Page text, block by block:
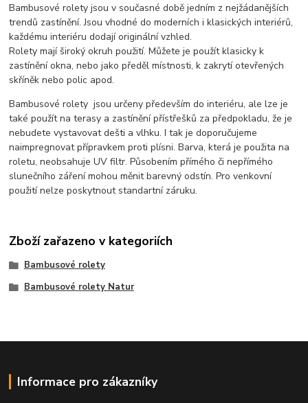
Bambusové rolety jsou v současné době jedním z nejžádanějších
trendů zastínění. Jsou vhodné do moderních i klasických interiérů,
každému interiéru dodají originální vzhled.
Rolety mají široký okruh použití. Můžete je použít klasicky k
zastínění okna, nebo jako předěl místnosti, k zakrytí otevřených
skříněk nebo polic apod.
Bambusové rolety jsou určeny především do interiéru, ale lze je
také použít na terasy a zastínění přístřešků za předpokladu, že je
nebudete vystavovat dešti a vlhku. I tak je doporučujeme
naimpregnovat přípravkem proti plísni. Barva, která je použita na
roletu, neobsahuje UV filtr. Působením přímého či nepřímého
slunečního záření mohou měnit barevný odstín. Pro venkovní
použití nelze poskytnout standartní záruku.
Zboží zařazeno v kategoriích
Bambusové rolety
Bambusové rolety Natur
Informace pro zákazníky